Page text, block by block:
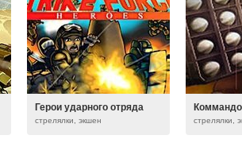
Герои ударного отряда
стрелялки, экшен стрелялки,